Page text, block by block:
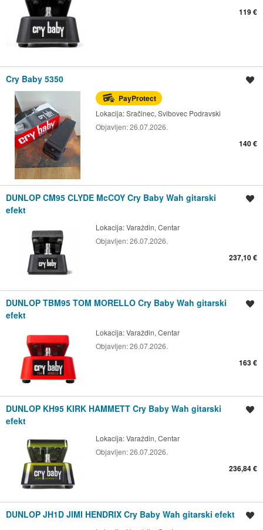
119 €
Cry Baby 5350
PayProtect
Lokacija:Sračinec, Svibovec Podravski
Objavljen:26.07.2026.
140 €
DUNLOP CM95 CLYDE McCOY Cry Baby Wah gitarski
efekt
Lokacija:Varaždin, Centar
Objavljen:26.07.2026.
237,10 €
DUNLOP TBM95 TOM MORELLO Cry Baby Wah gitarski
efekt
Lokacija:Varaždin, Centar
Objavljen:26.07.2026.
163 €
DUNLOP KH95 KIRK HAMMETT Cry Baby Wah gitarski
efekt
Lokacija:Varaždin, Centar
Objavljen:26.07.2026.
236,84 €
DUNLOP JH1D JIMI HENDRIX Cry Baby Wah gitarski efekt